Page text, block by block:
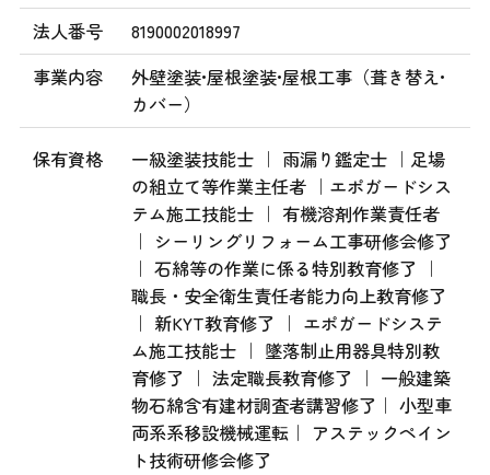
法人番号
8190002018997
事業内容
外壁塗装•屋根塗装•屋根工事（葺き替え•
カバー）
保有資格
一級塗装技能士 ｜ 雨漏り鑑定士 ｜足場
の組立て等作業主任者 ｜エポガードシス
テム施工技能士 ｜ 有機溶剤作業責任者
｜ シーリングリフォーム工事研修会修了
｜ 石綿等の作業に係る特別教育修了 ｜
職長・安全衛生責任者能力向上教育修了
｜ 新KYT教育修了 ｜ エポガードシステ
ム施工技能士 ｜ 墜落制止用器具特別教
育修了 ｜ 法定職長教育修了 ｜ 一般建築
物石綿含有建材調査者講習修了｜ 小型車
両系系移設機械運転｜ アステックペイン
ト技術研修会修了